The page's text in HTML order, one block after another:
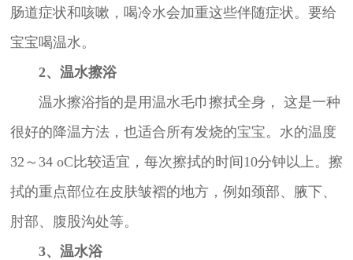
肠道症状和咳嗽，喝冷水会加重这些伴随症状。要给
宝宝喝温水。
2、温水擦浴
温水擦浴指的是用温水毛巾擦拭全身， 这是一种
很好的降温方法，也适合所有发烧的宝宝。水的温度
32～34 oC比较适宜，每次擦拭的时间10分钟以上。擦
拭的重点部位在皮肤皱褶的地方，例如颈部、腋下、
肘部、腹股沟处等。
3、温水浴